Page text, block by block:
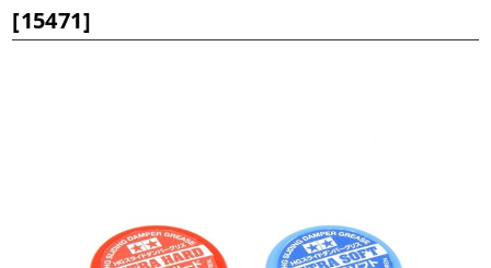
[15471]